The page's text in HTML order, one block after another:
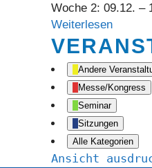
Woche 2: 09.12. –
Weiterlesen
Andere
Messe/Kongress
Seminar
Sitzungen
Alle Kategorien
Ansicht